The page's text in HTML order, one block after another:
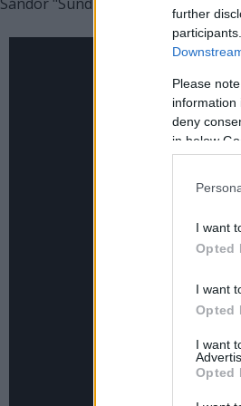
further
Please
information
deny
in below
I want
Opted
I want
Opted
I want
Opted